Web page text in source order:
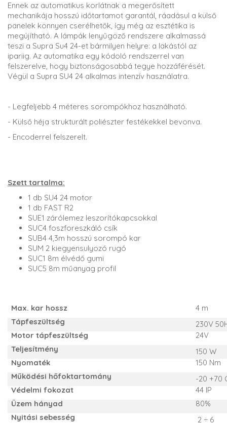
Ennek az automatikus korlátnak a megerősített
mechanikája hosszú időtartamot garantál, ráadásul a külső
panelek könnyen cserélhetők, így még az esztétika is
megújítható. A lámpák lenyűgöző rendszere alkalmassá
teszi a Supra Su4 24-et bármilyen helyre: a lakástól az
ipariig. Az automatika egy kódoló rendszerrel van
felszerelve, hogy biztonságosabbá tegye hozzáférését.
Végül a Supra SU4 24 alkalmas intenzív használatra.
- Legfeljebb 4 méteres sorompókhoz használható.
- Külső héja strukturált poliészter festékekkel bevonva.
- Encoderrel felszerelt.
Szett tartalma:
1 db SU4 24 motor
1 db FAST R2
SUE1 zárólemez leszorítókapcsokkal
SUC4 foszforeszkáló csík
SUB4 4,3m hosszú sorompó kar
SUM 2 kiegyensulyozó rugó
SUC1 8m élvédő gumi
SUC5 8m műanyag profil
Max. kar hossz
4 m
Tápfeszültség
230V
Motor tápfeszültség
24V
Teljesítmény
150 W
Nyomaték
150 Nm
Működési hőfoktartomány
-20 +70
Védelmi fokozat
44 IP
Üzem hányad
80%
Nyitási sebesség
2 ÷ 6